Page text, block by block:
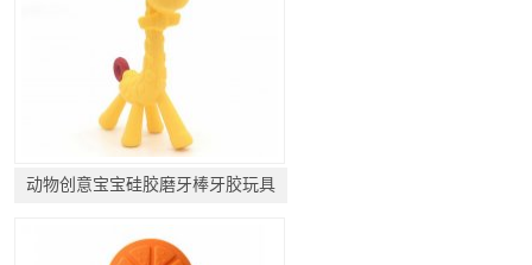
动物创意宝宝硅胶磨牙棒牙胶玩具